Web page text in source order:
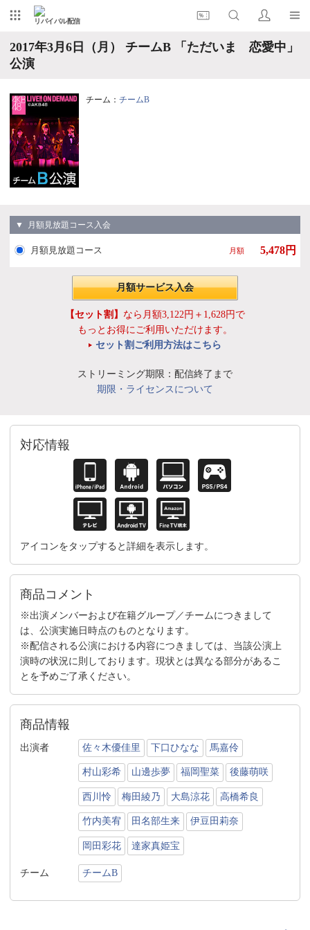
リバイバル配信
2017年3月6日（月） チームB 「ただいま 恋愛中」
公演
チーム： チームB
▼ 月額見放題コース入会
月額見放題コース 月額 5,478円
月額サービス入会
【セット割】 なら月額3,122円＋1,628円で
もっとお得にご利用いただけます。
セット割ご利用方法はこちら
ストリーミング期限：配信終了まで
期限・ライセンスについて
対応情報
アイコンをタップすると詳細を表示します。
商品コメント
※出演メンバーおよび在籍グループ／チームにつきまして
は、公演実施日時点のものとなります。
※配信される公演における内容につきましては、当該公演上
演時の状況に則しております。現状とは異なる部分があるこ
とを予めご了承ください。
商品情報
出演者 佐々木優佳里 下口ひなな 馬嘉伶
村山彩希 山邊歩夢 福岡聖菜 後藤萌咲
西川怜 梅田綾乃 大島涼花 高橋希良
竹内美宥 田名部生来 伊豆田莉奈
岡田彩花 達家真姫宝
チーム チームB